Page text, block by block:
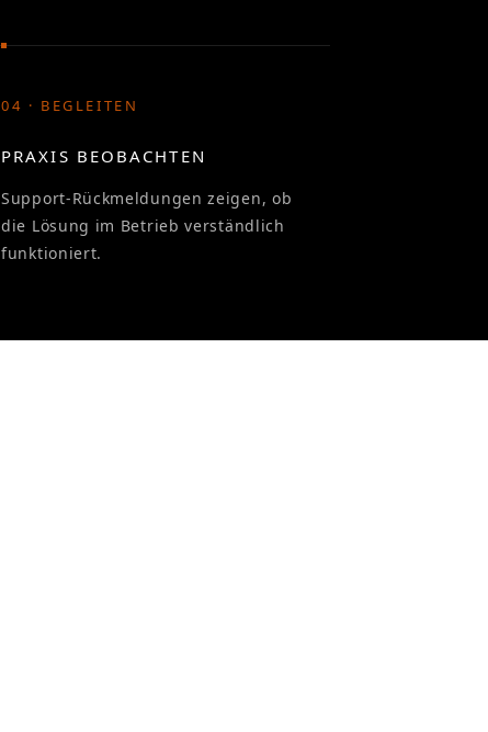
04 · BEGLEITEN
PRAXIS BEOBACHTEN
Support-Rückmeldungen zeigen, ob
die Lösung im Betrieb verständlich
funktioniert.